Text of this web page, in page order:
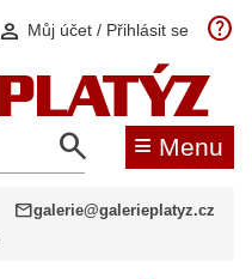
person Můj účet / Přihlásit se help
search ≡ Menu
mailgalerie@galerieplatyz.cz